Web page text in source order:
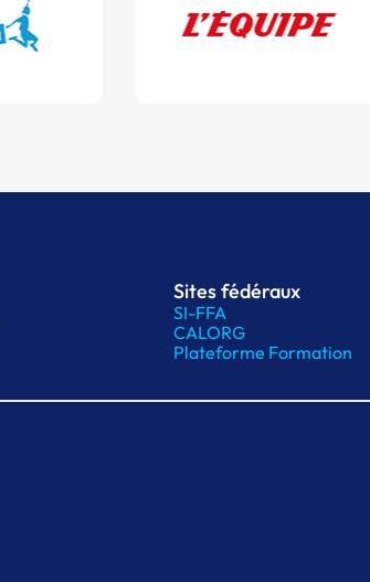
Sites fédéraux
SI-FFA
CALORG
Plateforme Formation